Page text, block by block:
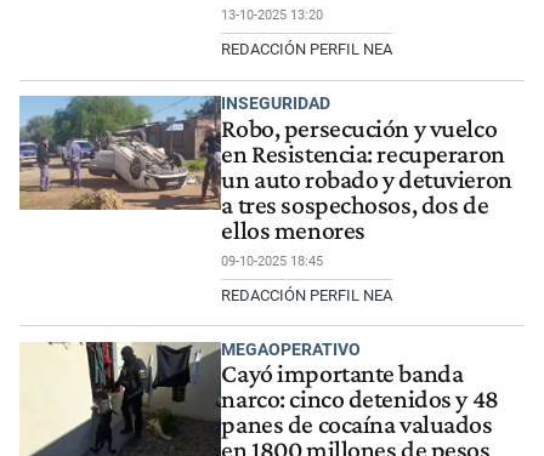
13-10-2025 13:20
REDACCIÓN PERFIL NEA
INSEGURIDAD
Robo, persecución y vuelco
en Resistencia: recuperaron
un auto robado y detuvieron
a tres sospechosos, dos de
ellos menores
09-10-2025 18:45
REDACCIÓN PERFIL NEA
MEGAOPERATIVO
Cayó importante banda
narco: cinco detenidos y 48
panes de cocaína valuados